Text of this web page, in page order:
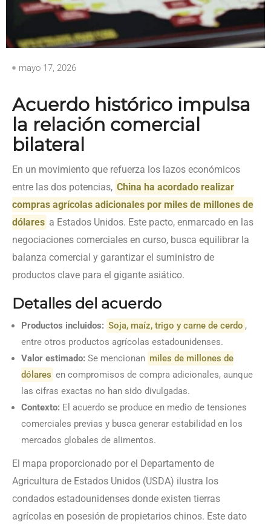
mayo 17, 2026
Acuerdo histórico impulsa
la relación comercial
bilateral
En un movimiento que refuerza los lazos económicos
entre las dos potencias, China ha acordado realizar
compras agrícolas adicionales por miles de millones de
dólares a Estados Unidos. Este pacto, enmarcado en las
negociaciones comerciales en curso, busca equilibrar la
balanza comercial y garantizar el suministro de
productos clave para el gigante asiático.
Detalles del acuerdo
Productos incluidos: Soja, maíz, trigo y carne de cerdo ,
entre otros productos agrícolas estadounidenses.
Valor estimado: Se mencionan miles de millones de
dólares en compromisos de compra adicionales, aunque
las cifras exactas no han sido divulgadas.
Contexto: El acuerdo se produce en medio de tensiones
comerciales previas y busca generar estabilidad en los
mercados globales de alimentos.
El mapa proporcionado por el Departamento de
Agricultura de Estados Unidos (USDA) ilustra los
condados estadounidenses donde existen tierras
agrícolas en posesión de propietarios chinos. Este dato